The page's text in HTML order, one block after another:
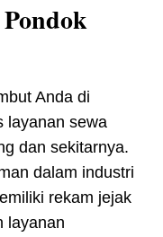
Anda di
layanan sewa
dan sekitarnya.
dalam industri
rekam jejak
layanan